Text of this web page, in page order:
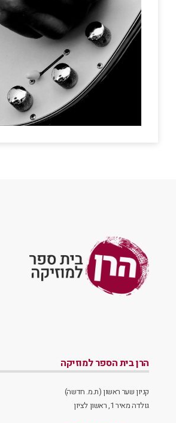
הרן בית הספר למוזיקה
קניון שער ראשון (ת.מ. חדשה)
גולדה מאיר 1, ראשון לציון